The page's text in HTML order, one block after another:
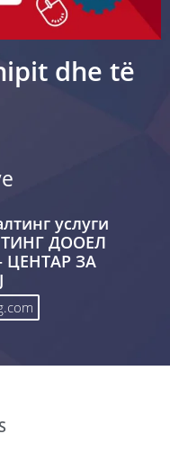
dhe të
услуги
ДООЕЛ
ЦЕНТАР ЗА